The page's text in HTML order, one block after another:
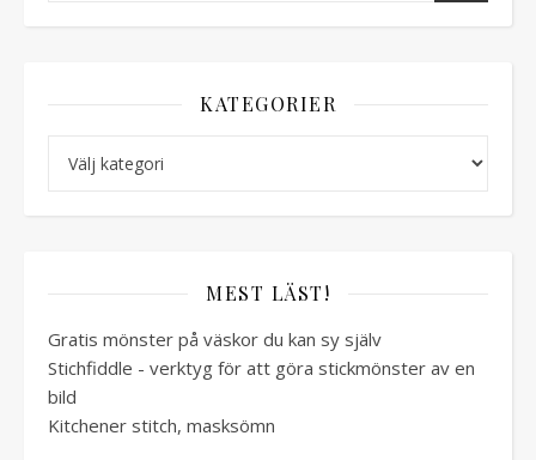
KATEGORIER
MEST LÄST!
Gratis mönster på väskor du kan sy själv
Stichfiddle - verktyg för att göra stickmönster av en
bild
Kitchener stitch, masksömn